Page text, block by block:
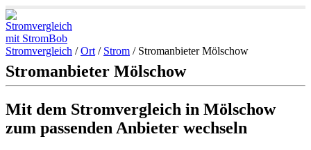
Stromvergleich /Ort / Strom / Stromanbieter Mölschow
Stromanbieter Mölschow
Mit dem Stromvergleich in Mölschow
zum passenden Anbieter wechseln